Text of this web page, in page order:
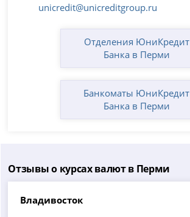
unicredit@unicreditgroup.ru
Отделения ЮниКредит
Банка в Перми
Банкоматы ЮниКредит
Банка в Перми
Отзывы о курсах валют в Перми
Владивосток